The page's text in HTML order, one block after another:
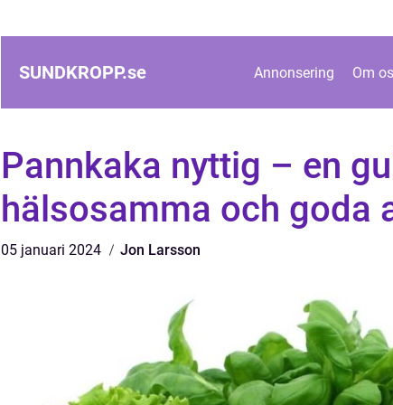
SUNDKROPP.se Annonsering Om
Pannkaka nyttig – en
hälsosamma och goda
05 januari 2024 Jon Larsson